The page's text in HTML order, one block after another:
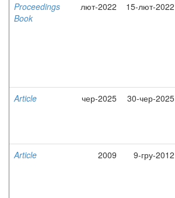
Proceedings
Book
лют-2022 15-лют-2022
Article
чер-2025 30-чер-2025
Article
2009 9-гру-2012